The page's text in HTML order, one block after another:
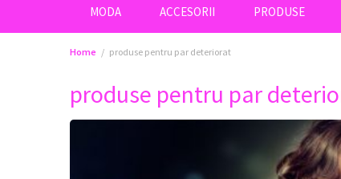
MODA ACCESORII PRODUSE
Home produse pentru par deteriorat
produse pentru par